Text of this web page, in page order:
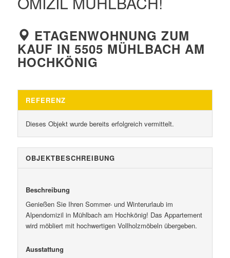
ETAGENWOHNUNG ZUM
KAUF IN 5505 MÜHLBACH AM
HOCHKÖNIG
REFERENZ
Dieses Objekt wurde bereits erfolgreich vermittelt.
OBJEKT­BESCHREIBUNG
Beschreibung
Genießen Sie Ihren Sommer- und Winterurlaub im
Alpendomizil in Mühlbach am Hochkönig! Das Appartement
wird möbliert mit hochwertigen Vollholzmöbeln übergeben.
Ausstattung